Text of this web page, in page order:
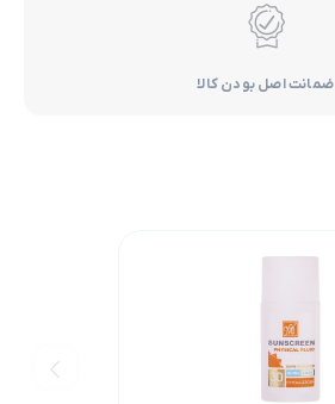
ضمانت اصل بودن کالا